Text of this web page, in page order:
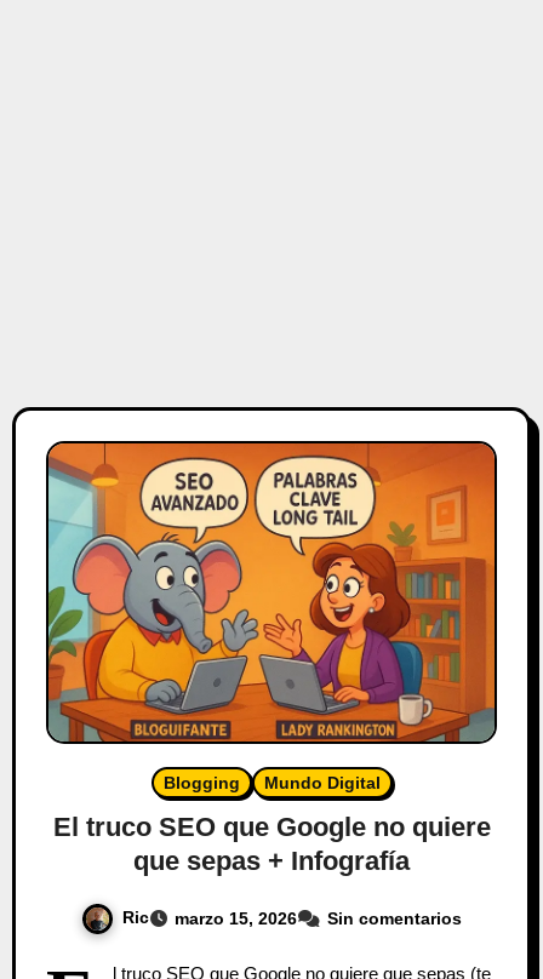
Blogging Mundo Digital
El truco SEO que Google no quiere
que sepas + Infografía
Ric marzo 15, 2026 Sin comentarios
l truco SEO que Google no quiere que sepas (te